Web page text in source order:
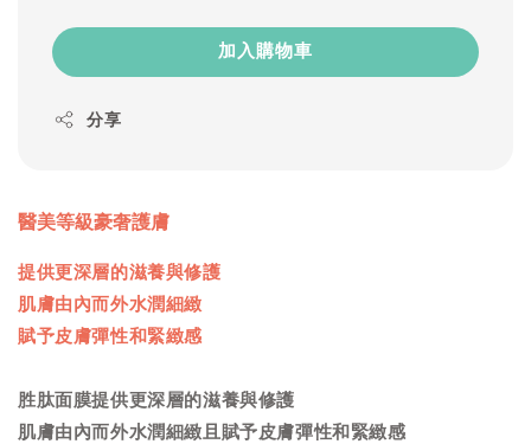
加入購物車
分享
醫美等級豪奢護膚
提供更深層的滋養與修護
肌膚由內而外水潤細緻
賦予皮膚彈性和緊緻感
胜肽面膜提供更深層的滋養與修護
肌膚由內而外水潤細緻且賦予皮膚彈性和緊緻感